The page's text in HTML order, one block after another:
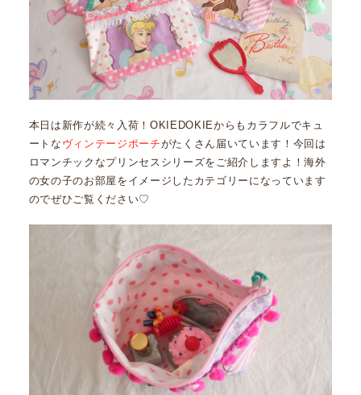
本日は新作が続々入荷！OKIEDOKIEからもカラフルでキュ
ートな ヴィンテージポーチがたくさん届いています！今回は
ロマンチックなプリンセスシリーズをご紹介しますよ！海外
の女の子のお部屋をイメージしたカテゴリーになっています
のでぜひご覧ください♡